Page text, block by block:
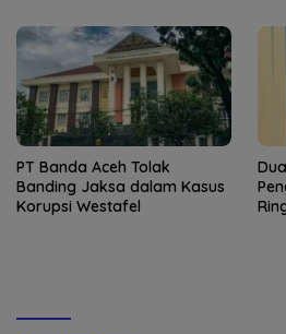
PT Banda Aceh Tolak
Banding Jaksa dalam Kasus
Korupsi Westafel